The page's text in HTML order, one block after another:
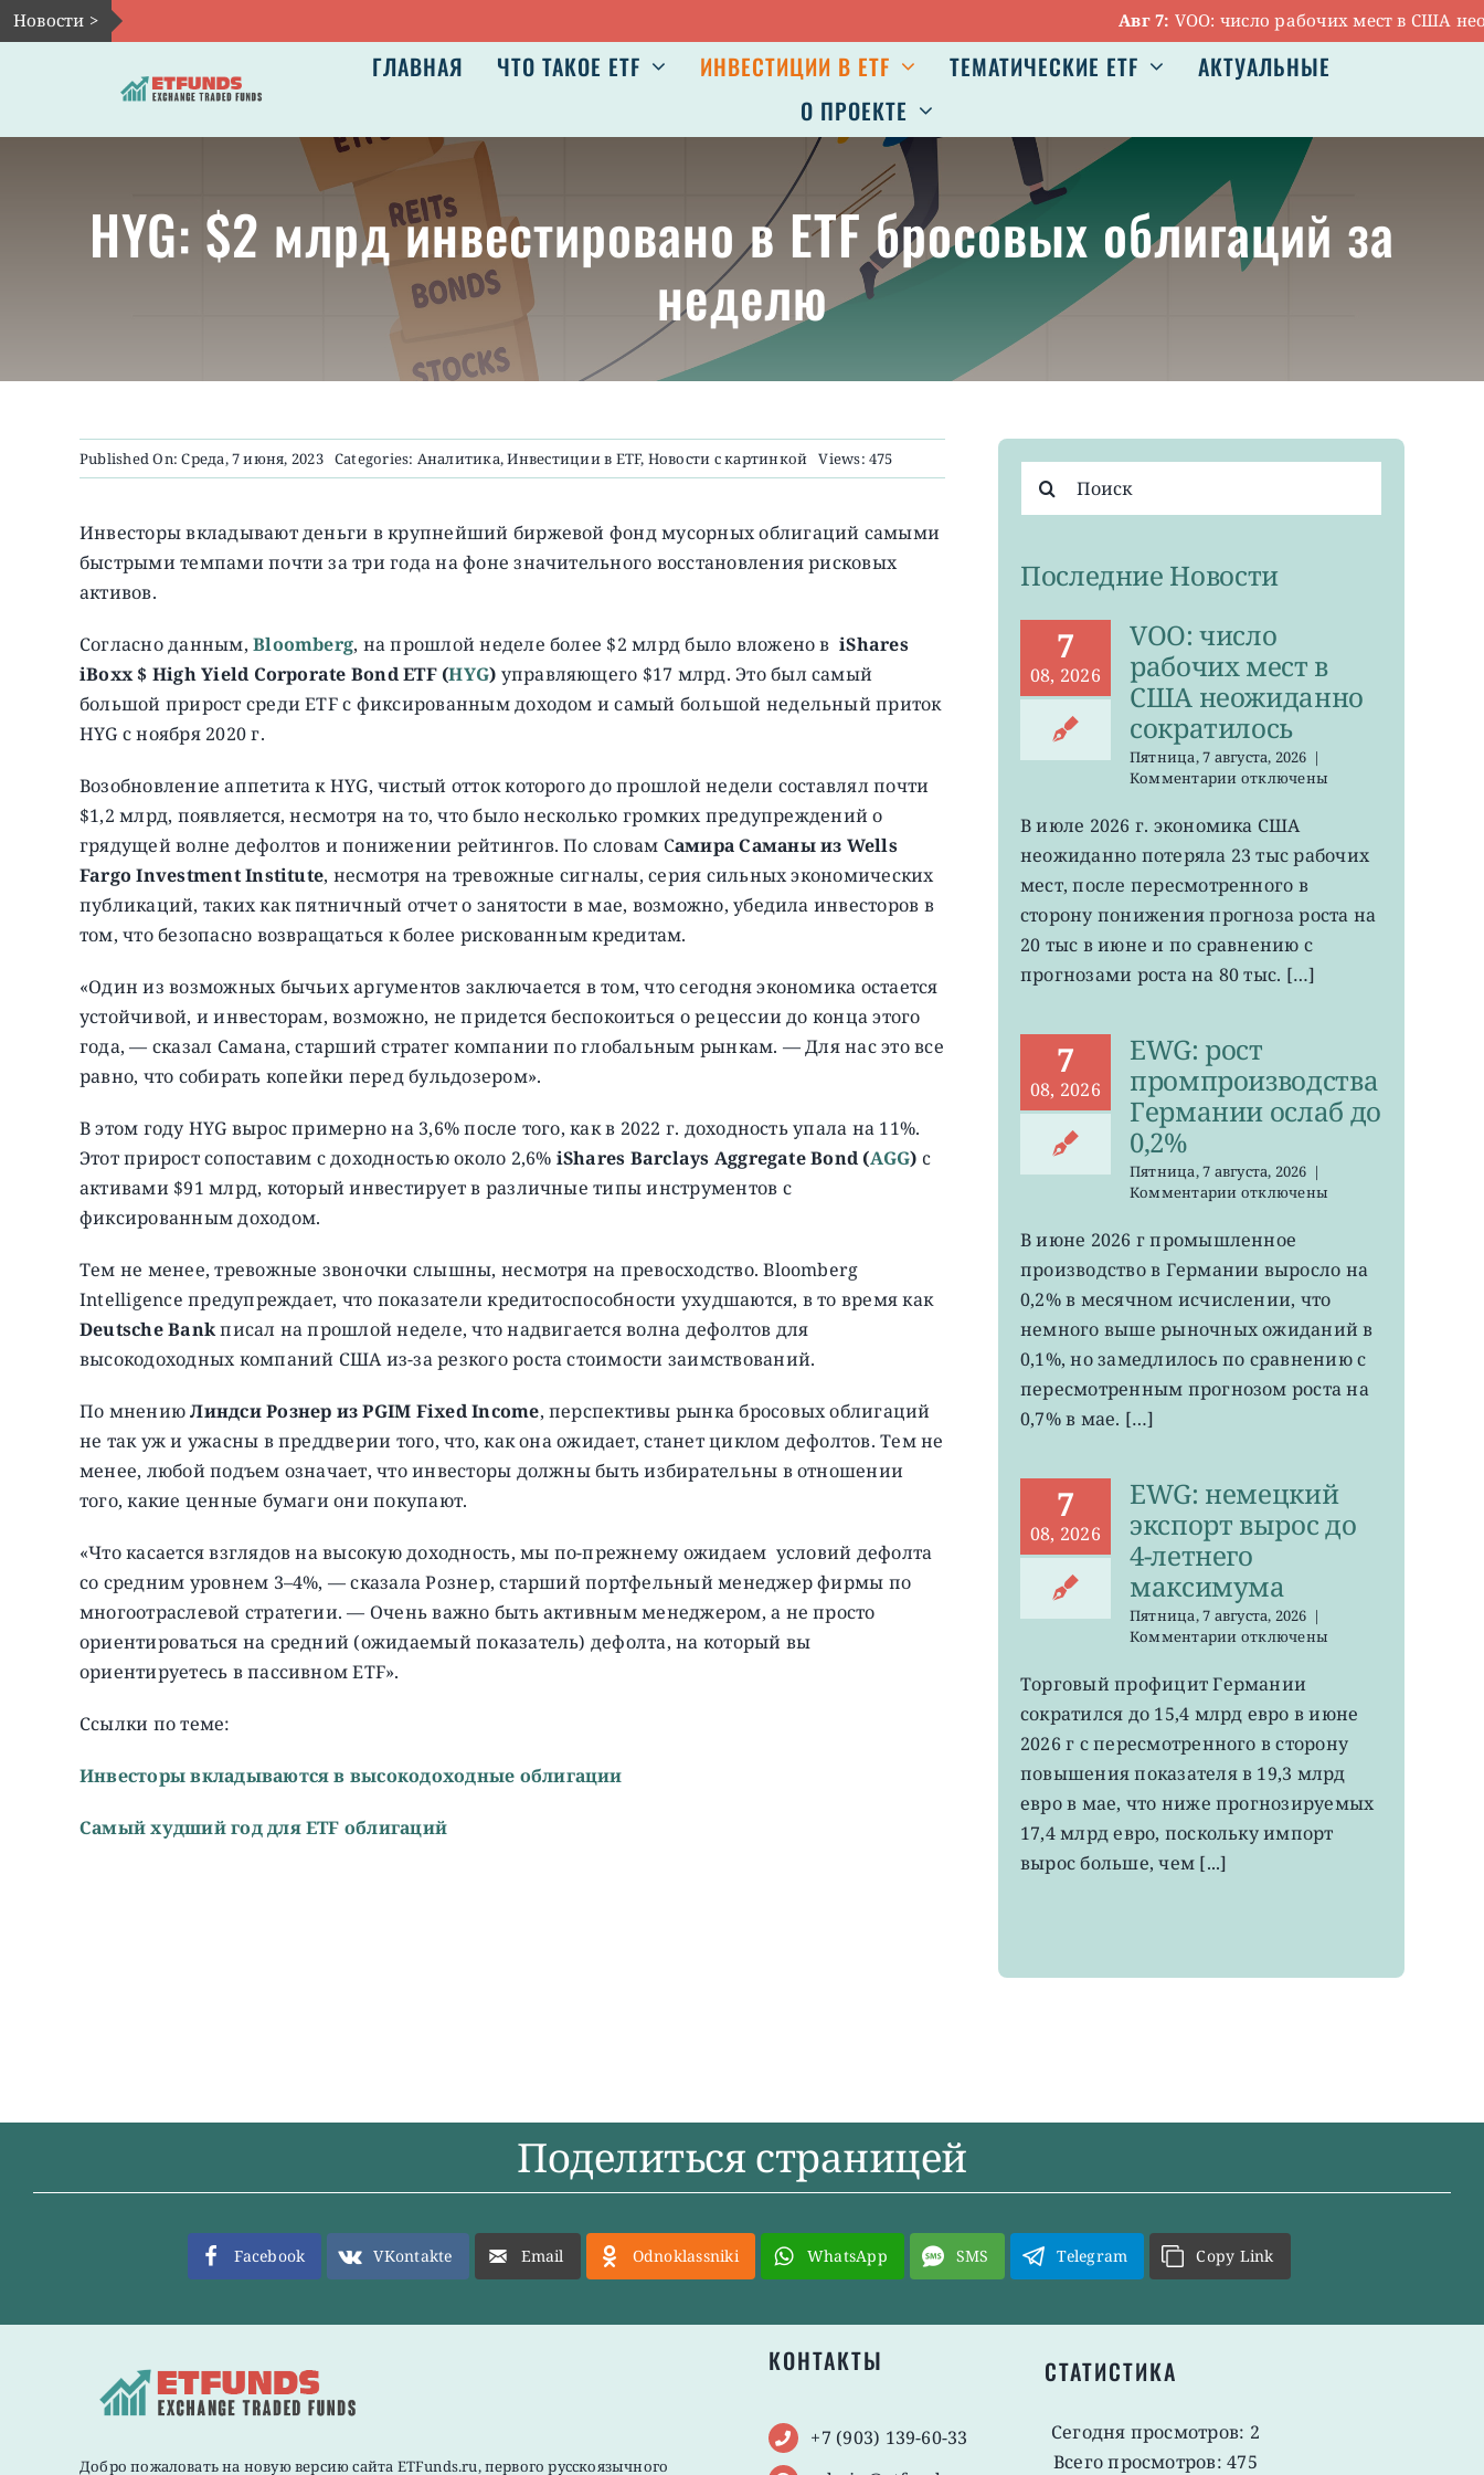
Skip
to
Новости > Авг 7:VOO: число рабочих мест в США
ГЛАВНАЯ ЧТО ТАКОЕ ETF ИНВЕСТИЦИИ В ETF ТЕМАТИЧЕСКИЕ ETF
АКТУАЛЬНЫЕ
О ПРОЕКТЕ
HYG: $2 млрд инвестировано в ETF бросовых облигаций за
неделю
Published On: Среда, 7 июня, 2023 Categories: Аналитика,Инвестиции в ETF, Новости с картинкой Views: 475
Инвесторы вкладывают деньги в крупнейший биржевой фонд мусорных облигаций самыми
быстрыми темпами почти за три года на фоне значительного восстановления рисковых
активов.
Согласно данным,Bloomberg, на прошлой неделе более $2 млрд было вложено вiShares
iBoxx $ High Yield Corporate Bond ETF (HYG) управляющего $17 млрд. Это был самый
большой прирост среди ETF с фиксированным доходом и самый большой недельный приток
HYG с ноября 2020 г.
Возобновление аппетита к HYG, чистый отток которого до прошлой недели составлял почти
$1,2 млрд, появляется, несмотря на то, что было несколько громких предупреждений о
грядущей волне дефолтов и понижении рейтингов. По словам Самира Саманы из Wells
Fargo Investment Institute, несмотря на тревожные сигналы, серия сильных экономических
публикаций, таких как пятничный отчет о занятости в мае, возможно, убедила инвесторов в
том, что безопасно возвращаться к более рискованным кредитам.
«Один из возможных бычьих аргументов заключается в том, что сегодня экономика остается
устойчивой, и инвесторам, возможно, не придется беспокоиться о рецессии до конца этого
года, — сказал Самана, старший стратег компании по глобальным рынкам. — Для нас это все
равно, что собирать копейки перед бульдозером».
В этом году HYG вырос примерно на 3,6% после того, как в 2022 г. доходность упала на 11%.
Этот прирост сопоставим с доходностью около 2,6% iShares Barclays Aggregate Bond (AGG) c
активами $91 млрд, который инвестирует в различные типы инструментов с
фиксированным доходом.
Тем не менее, тревожные звоночки слышны, несмотря на превосходство. Bloomberg
Intelligence предупреждает, что показатели кредитоспособности ухудшаются, в то время как
Deutsche Bankписал на прошлой неделе, что надвигается волна дефолтов для
высокодоходных компаний США из-за резкого роста стоимости заимствований.
По мнениюЛиндси Рознер из PGIM Fixed Income, перспективы рынка бросовых облигаций
не так уж и ужасны в преддверии того, что, как она ожидает, станет циклом дефолтов. Тем не
менее, любой подъем означает, что инвесторы должны быть избирательны в отношении
того, какие ценные бумаги они покупают.
«Что касается взглядов на высокую доходность, мы по-прежнему ожидаем условий дефолта
со средним уровнем 3–4%, — сказала Рознер, старший портфельный менеджер фирмы по
многоотраслевой стратегии. — Очень важно быть активным менеджером, а не просто
ориентироваться на средний (ожидаемый показатель) дефолта, на который вы
ориентируетесь в пассивном ETF».
Ссылки по теме:
Инвесторы вкладываются в высокодоходные облигации
Самый худший год для ETF облигаций
поиска:
Последние Новости
7
08, 2026
VOO: число
рабочих мест в
США неожиданно
сократилось
Пятница, 7 августа, 2026 |
Комментариик
VOO:
рабочих
мест
США
неожиданно
сократилось
отключены
В июле 2026 г. экономика США
неожиданно потеряла 23 тыс рабочих
мест, после пересмотренного в
сторону понижения прогноза роста на
20 тыс в июне и по сравнению с
прогнозами роста на 80 тыс. […]
7
08, 2026
EWG: рост
промпроизводства
Германии ослаб до
0,2%
Пятница, 7 августа, 2026 |
Комментариик
EWG:
рост
промпроизводства
Германии
до
0,2%
отключены
В июне 2026 г промышленное
производство в Германии выросло на
0,2% в месячном исчислении, что
немного выше рыночных ожиданий в
0,1%, но замедлилось по сравнению с
пересмотренным прогнозом роста на
0,7% в мае. […]
7
08, 2026
EWG: немецкий
экспорт вырос до
4-летнего
максимума
Пятница, 7 августа, 2026 |
Комментариик
EWG:
немецкий
экспорт
вырос
4-
летнего
отключены
Торговый профицит Германии
сократился до 15,4 млрд евро в июне
2026 г с пересмотренного в сторону
повышения показателя в 19,3 млрд
евро в мае, что ниже прогнозируемых
17,4 млрд евро, поскольку импорт
вырос больше, чем [...]
Поделиться страницей
Facebook VKontakte Email Odnoklassniki WhatsApp SMS Telegram Copy Link
Добро пожаловать на новую версию сайта ETFunds.ru, первого русскоязычного
КОНТАКТЫ
+7 (903) 139-60-33
СТАТИСТИКА
Сегодня просмотров: 2
Всего просмотров: 475